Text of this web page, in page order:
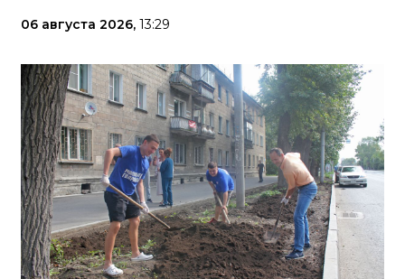
06 августа 2026, 13:29